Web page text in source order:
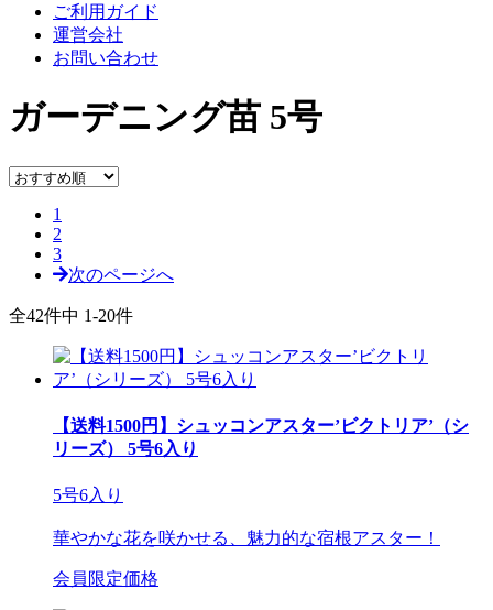
ご利用ガイド
運営会社
お問い合わせ
ガーデニング苗 5号
1
2
3
次のページへ
全42件中 1-20件
【送料1500円】シュッコンアスター’ビクトリア’（シ
リーズ） 5号6入り
5号6入り
華やかな花を咲かせる、魅力的な宿根アスター！
会員限定価格